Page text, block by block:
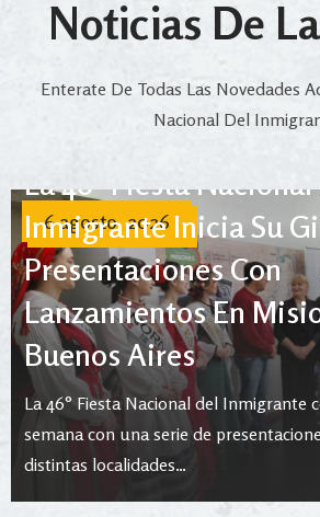
Noticias De
Enterate De Todas Las Novedades
Nacional Del
6 agosto, 2026
La 46° Fiesta
Inmigrante Inicia Su
Presentaciones Con
Lanzamientos En
Buenos Aires
La 46° Fiesta Nacional del Inmigrante
semana con una serie de
distintas localidades…